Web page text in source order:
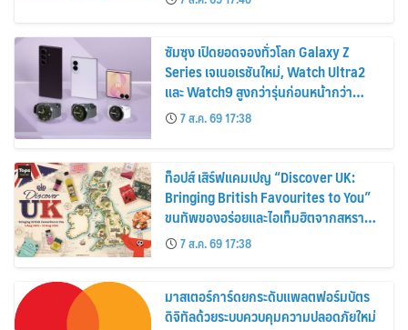
2569
ซัมซุง เปิดยอดจองทั่วโลก Galaxy Z
Series เจเนอเรชันใหม่, Watch Ultra2
และ Watch9 สูงกว่ารุ่นก่อนหน้ากว่า
30%7 ส.ค. 69 17:38
ท็อปส์ เสิร์ฟแคมเปญ “Discover UK:
Bringing British Favourites to You”
ขนทัพของอร่อยและไอเท็มฮิตจากสหราช
อาณาจักร ส่งตรงถึงมือตั้งแต่วันนี้ – 18
สิงหาคมนี้
7 ส.ค. 69 17:38
มาสเตอร์การ์ดยกระดับแพลตฟอร์มบัตร
ดิจิทัลด้วยระบบควบคุมความปลอดภัยใหม่